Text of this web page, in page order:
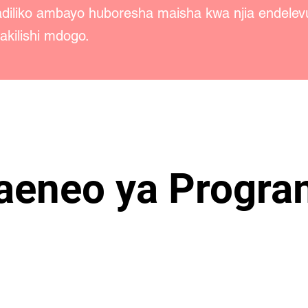
ambayo huboresha maisha kwa njia
mdogo.
ya